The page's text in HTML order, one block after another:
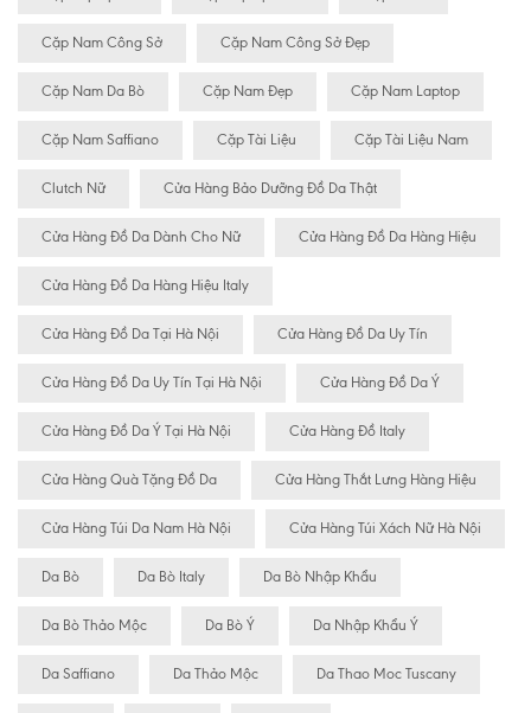
Cặp Nam Công Sở Cặp Nam Công Sở Đẹp
Cặp Nam Da Bò Cặp Nam Đẹp Cặp Nam Laptop
Cặp Nam Saffiano Cặp Tài Liệu Cặp Tài Liệu Nam
Clutch Nữ Cửa Hàng Bảo Dưỡng Đồ Da Thật
Cửa Hàng Đồ Da Dành Cho Nữ Cửa Hàng Đồ Da Hàng Hiệu
Cửa Hàng Đồ Da Hàng Hiệu Italy
Cửa Hàng Đồ Da Tại Hà Nội Cửa Hàng Đồ Da Uy Tín
Cửa Hàng Đồ Da Uy Tín Tại Hà Nội Cửa Hàng Đồ Da Ý
Cửa Hàng Đồ Da Ý Tại Hà Nội Cửa Hàng Đồ Italy
Cửa Hàng Quà Tặng Đồ Da Cửa Hàng Thắt Lưng Hàng Hiệu
Cửa Hàng Túi Da Nam Hà Nội Cửa Hàng Túi Xách Nữ Hà Nội
Da Bò Da Bò Italy Da Bò Nhập Khẩu
Da Bò Thảo Mộc Da Bò Ý Da Nhập Khẩu Ý
Da Saffiano Da Thảo Mộc Da Thao Moc Tuscany